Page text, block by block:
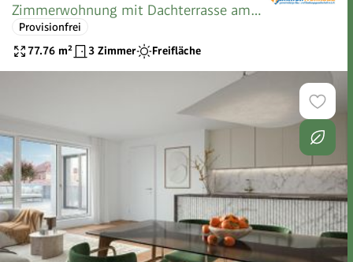
Zimmerwohnung mit Dachterrasse am
Lainzer T
Provisionfrei
77.76 m² 3 Zimmer Freifläche